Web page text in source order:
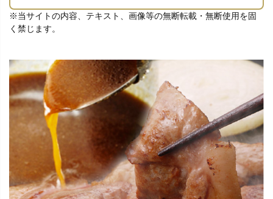
※当サイトの内容、テキスト、画像等の無断転載・無断使用を固
く禁じます。